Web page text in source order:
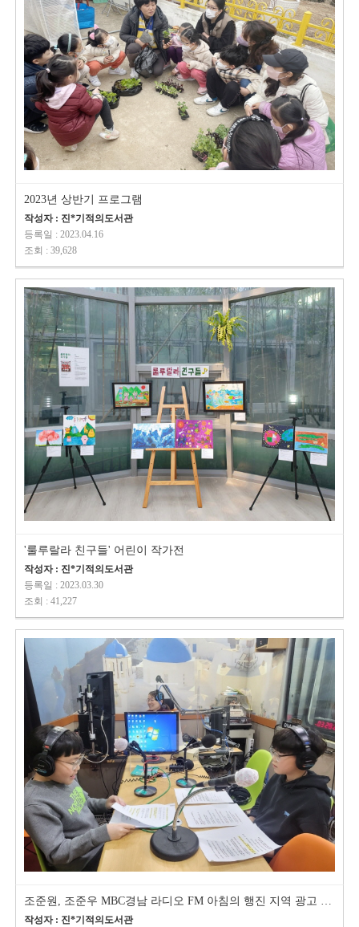
2023년 상반기 프로그램
작성자 : 진*기적의도서관
등록일 : 2023.04.16
조회 : 39,628
'룰루랄라 친구들' 어린이 작가전
작성자 : 진*기적의도서관
등록일 : 2023.03.30
조회 : 41,227
조준원, 조준우 MBC경남 라디오 FM 아침의 행진 지역 광고 녹음했습니다.^^
작성자 : 진*기적의도서관